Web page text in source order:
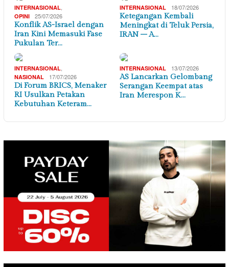
INTERNASIONAL
OPINI 25/07/2026
Konflik AS-Israel dengan
Iran Kini Memasuki Fase
Pukulan Ter…
INTERNASIONAL 18/07/2026
Ketegangan Kembali
Meningkat di Teluk Persia,
IRAN – A…
INTERNASIONAL
NASIONAL 17/07/2026
Di Forum BRICS, Menaker
RI Usulkan Petakan
Kebutuhan Keteram…
INTERNASIONAL 13/07/2026
AS Lancarkan Gelombang
Serangan Keempat atas
Iran Merespon K…